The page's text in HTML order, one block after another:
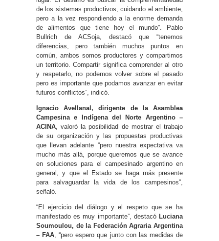
de los sistemas productivos, cuidando el ambiente,
pero a la vez respondiendo a la enorme demanda
de alimentos que tiene hoy el mundo”. Pablo
Bullrich de ACSoja, destacó que “tenemos
diferencias, pero también muchos puntos en
común, ambos somos productores y compartimos
un territorio. Compartir significa comprender al otro
y respetarlo, no podemos volver sobre el pasado
pero es importante que podamos avanzar en evitar
futuros conflictos”, indicó.
Ignacio Avellanal, dirigente de la Asamblea
Campesina e Indígena del Norte Argentino –
ACINA, valoró la posibilidad de mostrar el trabajo
de su organización y las propuestas productivas
que llevan adelante “pero nuestra expectativa va
mucho más allá, porque queremos que se avance
en soluciones para el campesinado argentino en
general, y que el Estado se haga más presente
para salvaguardar la vida de los campesinos”,
señaló.
“El ejercicio del diálogo y el respeto que se ha
manifestado es muy importante”, destacó Luciana
Soumoulou, de la Federación Agraria Argentina
– FAA, “pero espero que junto con las medidas de